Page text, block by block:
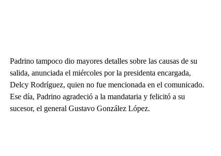
Padrino tampoco dio mayores detalles sobre las causas de su
salida, anunciada el miércoles por la presidenta encargada,
Delcy Rodríguez, quien no fue mencionada en el comunicado.
Ese día, Padrino agradeció a la mandataria y felicitó a su
sucesor, el general Gustavo González López.